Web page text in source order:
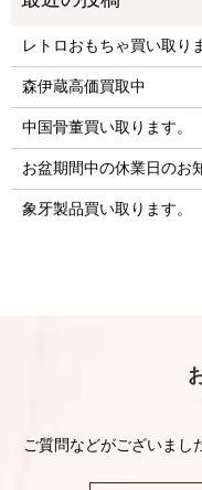
レトロおもちゃ買い取り
森伊蔵高価買取中
中国骨董買い取ります。
お盆期間中の休業日のお
象牙製品買い取ります。
ご質問などがございまし